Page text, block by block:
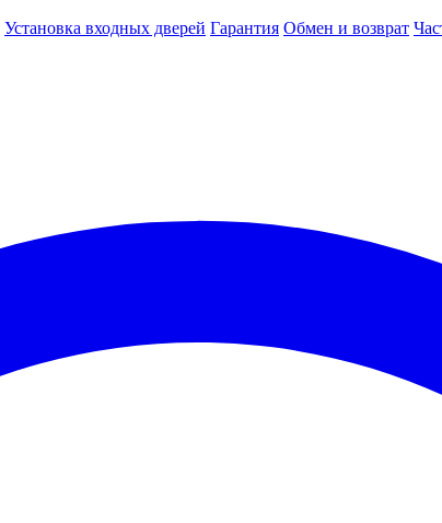
Установка входных дверей Гарантия Обмен и возврат